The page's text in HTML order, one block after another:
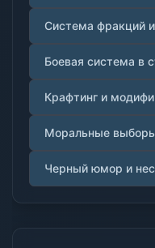
Система фракций
Боевая система в
Крафтинг и
Моральные
Черный юмор и